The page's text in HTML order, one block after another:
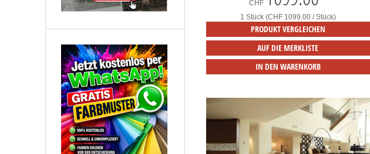
CHF
1 Stück (CHF 1099.00 / Stück)
PRODUKT VERGLEICHEN
AUF DIE MERKLISTE
IN DEN WARENKORB